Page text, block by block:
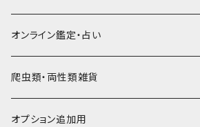
チュッパチャップスホルダー
もむのふの爬虫類グッズ屋さん
お名前カード
キーホルダー
ペンケース
ようかんホルダー
ミニチュア・雑貨
ミニチュアブーツ
ミニチュアキャスケット
その他革小物
ソフトレザーポーチ
パッチワーク・つぎはぎ
その他ヤギ革
馬革
馬ヌメ
コードバン
バッファロー革
駱駝革
茶系
こげ茶系
赤系
★★★★☆☆ 希少素材、高価
★★★★★☆ かなりレア素材、高価！
★★★★★★ 最高ランク激レア高額素材！
オンライン鑑定・占い
タロット占い
ルーン占い
爬虫類・両性類雑貨
アイテムジャンルから探す
オプション追加用